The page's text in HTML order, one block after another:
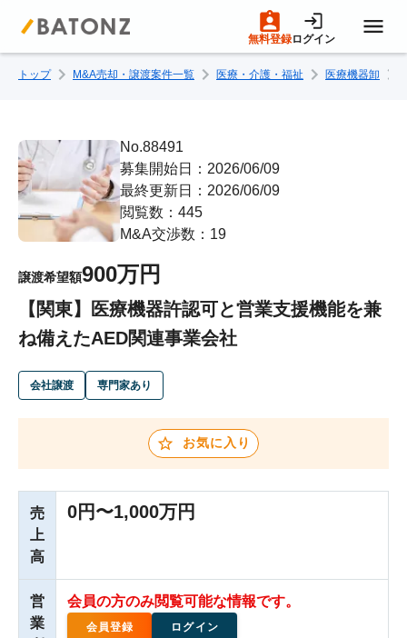
無料登録ログイン
トップページ
M&A案件一覧
売りたい方へ
成約事例
M&A専門家の方へ
トップ M&A売却・譲渡案件一覧 医療・介護・福祉 医療機器卸
No.88491
募集開始日：2026/06/09
最終更新日：2026/06/09
閲覧数：445
M&A交渉数：19
譲渡希望額900万円
【関東】医療機器許認可と営業支援機能を兼
ね備えたAED関連事業会社
会社譲渡 専門家あり
お気に入り
売
上
高
0円〜1,000万円
営
業
会員の方のみ閲覧可能な情報です。
会員登録 ログイン